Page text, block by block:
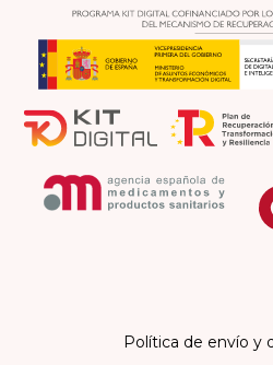
Política de envío y